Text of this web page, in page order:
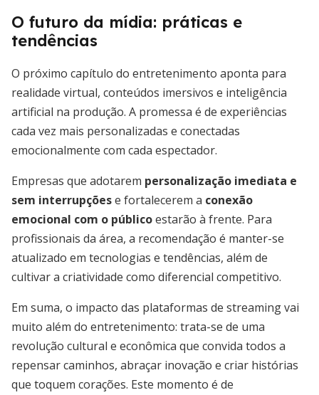
O futuro da mídia: práticas e
tendências
O próximo capítulo do entretenimento aponta para
realidade virtual, conteúdos imersivos e inteligência
artificial na produção. A promessa é de experiências
cada vez mais personalizadas e conectadas
emocionalmente com cada espectador.
Empresas que adotarem personalização imediata e
sem interrupçõese fortalecerem a conexão
emocional com o públicoestarão à frente. Para
profissionais da área, a recomendação é manter-se
atualizado em tecnologias e tendências, além de
cultivar a criatividade como diferencial competitivo.
Em suma, o impacto das plataformas de streaming vai
muito além do entretenimento: trata-se de uma
revolução cultural e econômica que convida todos a
repensar caminhos, abraçar inovação e criar histórias
que toquem corações. Este momento é de